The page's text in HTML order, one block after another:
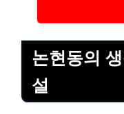
논현동의
설